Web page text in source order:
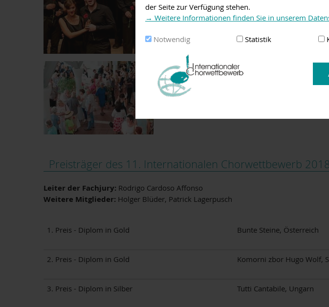
der Seite zur Verfügung stehen.
→ Weitere Informationen finden Sie in unserem
Notwendig Statistik
1998 unter der Leitung von Holger Blüder gegründet. Im Laufe der Jahre
Wege wurden eingeschlagen. Dementsprechend gab sich der Chor im Jahre
Der Chor wurde weit über die Grenzen des Landkreises bekannt und erzielte in
Nach dem Weggang Holger Blüders übernahm Oliver Zahn die Chorleitung.
Musikpädagogin Miriam Möckl aus Aschaffenburg geleitet. Die Freude über
sind nach wie vor ungebrochen. Musikalische Begleiter waren neben
und Gospel-Sängerinnen, Streich-Quartette und Sinfonie-Orchester.
Der Gesangverein Laudenbach ist Gastgeber eines Teiles des Chores „Komorni
Preisträger des 11. Internationalen Chorwettbewerb 2018
Leiter der Fachjury: Rodrigo Cardoso Affonso
Weitere Mitglieder: Holger Blüder, Patrick Lagerpusch
1. Preis - Diplom in Gold Bunte Steine, Österreich
2. Preis - Diplom in Gold Komorni zbor Hugo Wolf,
3. Preis - Diplom in Silber Tutti Cantabile, Ungarn